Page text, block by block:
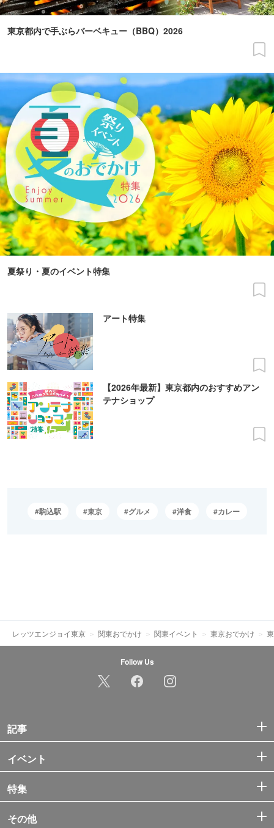
東京都内で手ぶらバーベキュー（BBQ）2026
夏祭り・夏のイベント特集
アート特集
【2026年最新】東京都内のおすすめアン
テナショップ
駒込駅 東京 グルメ 洋食 カレー
レッツエンジョイ東京 関東おでかけ 関東イベント 東京おでかけ
Follow Us
記事
イベント
特集
その他